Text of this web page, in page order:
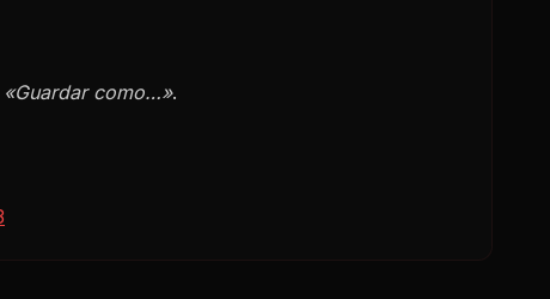
«Guardar como…».